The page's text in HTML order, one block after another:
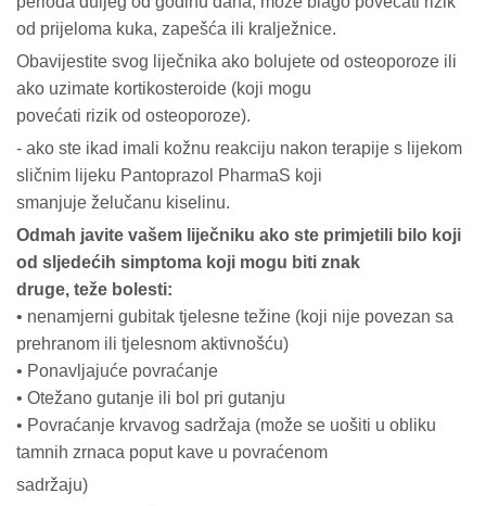
od prijeloma kuka, zapešća ili kralježnice.
Obavijestite svog liječnika ako bolujete od osteoporoze ili
ako uzimate kortikosteroide (koji mogu
povećati rizik od osteoporoze).
- ako ste ikad imali kožnu reakciju nakon terapije s lijekom
sličnim lijeku Pantoprazol PharmaS koji
smanjuje želučanu kiselinu.
Odmah javite vašem liječniku ako ste primjetili bilo koji
od sljedećih simptoma koji mogu biti znak
druge, teže bolesti:
• nenamjerni gubitak tjelesne težine (koji nije povezan sa
prehranom ili tjelesnom aktivnošću)
• Ponavljajuće povraćanje
• Otežano gutanje ili bol pri gutanju
• Povraćanje krvavog sadržaja (može se uošiti u obliku
tamnih zrnaca poput kave u povraćenom
sadržaju)